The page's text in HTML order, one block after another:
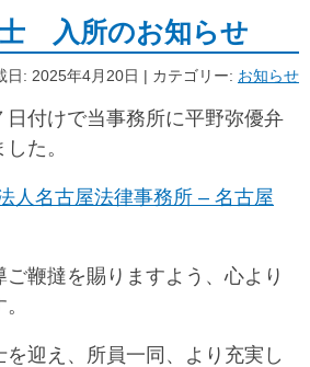
入所のお知らせ
日: 2025年4月20日 | カテゴリー: お知らせ
日付けで当事務所に平野弥優弁
た。
人名古屋法律事務所 – 名古屋
ご鞭撻を賜りますよう、心より
迎え、所員一同、より充実し